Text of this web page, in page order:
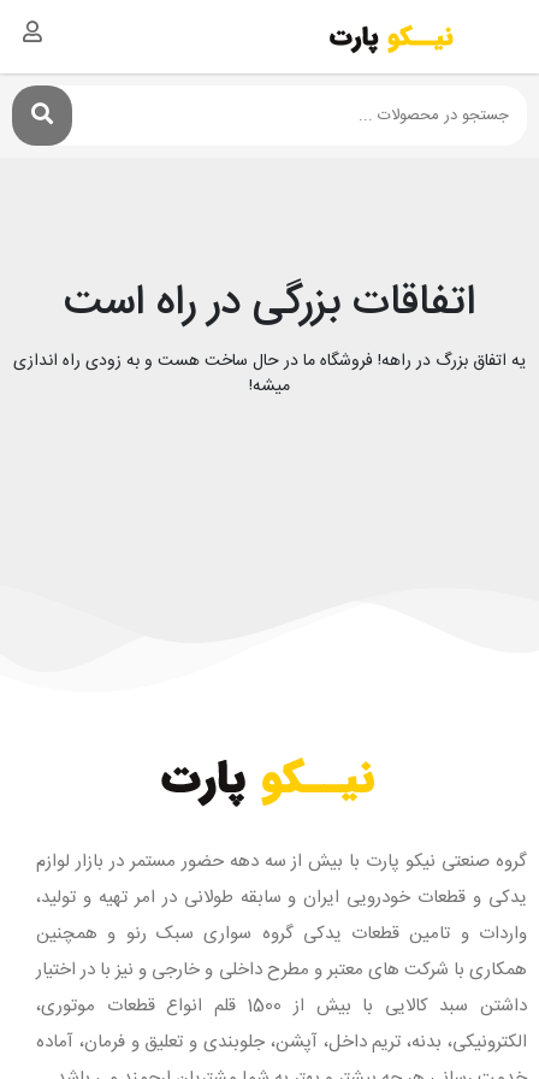
اتفاقات بزرگی در راه است
یه اتفاق بزرگ در راهه! فروشگاه ما در حال ساخت هست و به زودی راه اندازی
میشه!
گروه صنعتی نیکو پارت با بیش از سه دهه حضور مستمر در بازار لوازم
یدکی و قطعات خودرویی ایران و سابقه طولانی در امر تهیه و تولید،
واردات و تامین قطعات یدکی گروه سواری سبک رنو و همچنین
همکاری با شرکت های معتبر و مطرح داخلی و خارجی و نیز با در اختیار
داشتن سبد کالایی با بیش از 1500 قلم انواع قطعات موتوری،
الکترونیکی، بدنه، تریم داخل، آپشن، جلوبندی و تعلیق و فرمان، آماده